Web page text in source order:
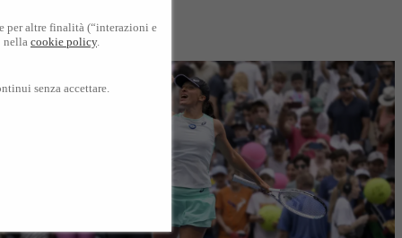
per altre finalità (“interazioni e
nella cookie policy.
senza accettare.